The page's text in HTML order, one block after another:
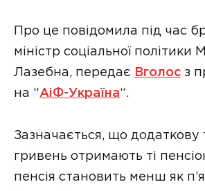
Про це повідомила під час
міністр соціальної політики
Лазебна, передає
Вголос з
на “АіФ-Україна“.
Зазначається, що додаткову
гривень отримають ті
пенсія становить менш як